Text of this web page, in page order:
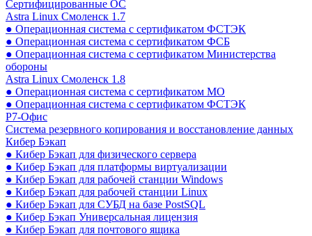
Сертифицированные ОС
Astra Linux Смоленск 1.7
● Операционная система с сертификатом ФСТЭК
● Операционная система с сертификатом ФСБ
● Операционная система с сертификатом Министерства
обороны
Astra Linux Смоленск 1.8
● Операционная система с сертификатом МО
● Операционная система с сертификатом ФСТЭК
Р7-Офис
Система резервного копирования и восстановление данных
Кибер Бэкап
● Кибер Бэкап для физического сервера
● Кибер Бэкап для платформы виртуализации
● Кибер Бэкап для рабочей станции Windows
● Кибер Бэкап для рабочей станции Linux
● Кибер Бэкап для СУБД на базе PostSQL
● Кибер Бэкап Универсальная лицензия
● Кибер Бэкап для почтового ящика